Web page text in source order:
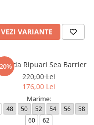
VEZI VARIANTE
Ripuari Sea Barrier
220,00 Lei
176,00 Lei
Marime:
48 50 52 54 56
58
60
62